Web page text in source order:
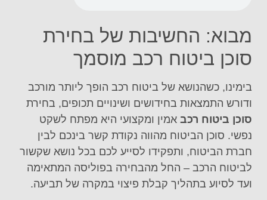
מבוא: החשיבות של בחירת
סוכן ביטוח רכב מוסמך
בימינו, כשהנושא של ביטוח רכב הופך ליותר מורכב
ודורש התמצאות בחידושים ושינויים תכופים, בחירת
סוכן ביטוח רכב אמין ומקצועי היא מפתח לשקט
נפשי. סוכן הביטוח מהווה נקודת קשר בינכם לבין
חברת הביטוח, ותפקידו לסייע לכם בכל נושא שקשור
לביטוח הרכב – החל מהבחירה בפוליסה המתאימה
ועד לסיוע בתהליך קבלת פיצוי במקרה של תביעה.